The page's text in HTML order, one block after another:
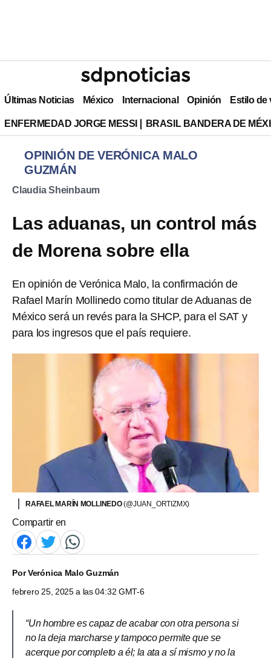
Últimas Noticias México Internacional Opinión Estilo de
ENFERMEDAD JORGE MESSI BRASIL BANDERA DE
OPINIÓN DE VERÓNICA MALO
GUZMÁN
Claudia Sheinbaum
Las aduanas, un control más
de Morena sobre ella
En opinión de Verónica Malo, la confirmación de
Rafael Marín Mollinedo como titular de Aduanas de
México será un revés para la SHCP, para el SAT y
para los ingresos que el país requiere.
RAFAEL MARÍN MOLLINEDO(@JUAN_ORTIZMX)
Compartir en
PorVerónica Malo Guzmán
febrero 25, 2025 a las 04:32 GMT-6
“Un hombre es capaz de acabar con otra persona si
no la deja marcharse y tampoco permite que se
acerque por completo a él; la ata a sí mismo y no la